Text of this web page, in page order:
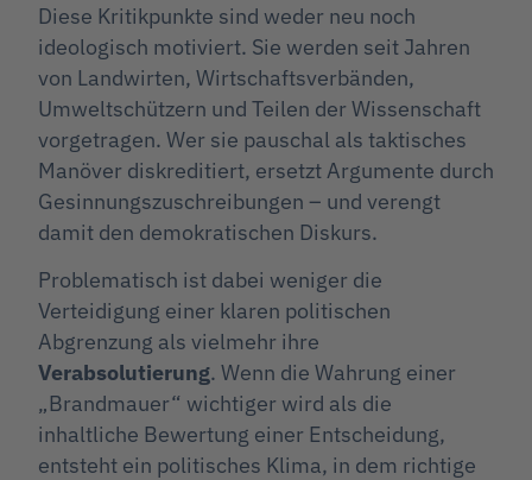
Diese Kritikpunkte sind weder neu noch
ideologisch motiviert. Sie werden seit Jahren
von Landwirten, Wirtschaftsverbänden,
Umweltschützern und Teilen der Wissenschaft
vorgetragen. Wer sie pauschal als taktisches
Manöver diskreditiert, ersetzt Argumente durch
Gesinnungszuschreibungen – und verengt
damit den demokratischen Diskurs.
Problematisch ist dabei weniger die
Verteidigung einer klaren politischen
Abgrenzung als vielmehr ihre
Verabsolutierung. Wenn die Wahrung einer
„Brandmauer“ wichtiger wird als die
inhaltliche Bewertung einer Entscheidung,
entsteht ein politisches Klima, in dem richtige